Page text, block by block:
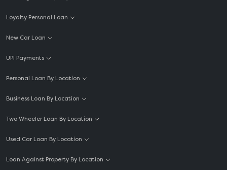
Loyalty Personal Loan
New Car Loan
UPI Payments
Personal Loan By Location
Business Loan By Location
Two Wheeler Loan By Location
Used Car Loan By Location
Loan Against Property By Location